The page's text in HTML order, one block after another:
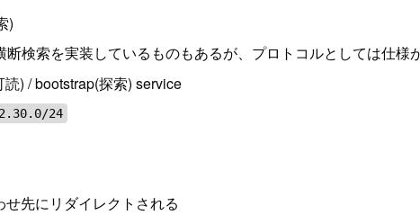
)
検索を実装しているものもあるが、プロトコルとしては仕様
) / bootstrap(探索) service
24
先にリダイレクトされる